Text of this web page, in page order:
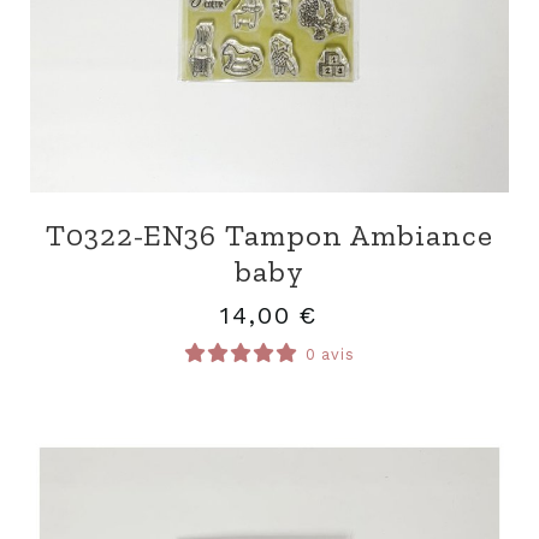
T0322-EN36 Tampon Ambiance
baby
14,00 €
0 avis